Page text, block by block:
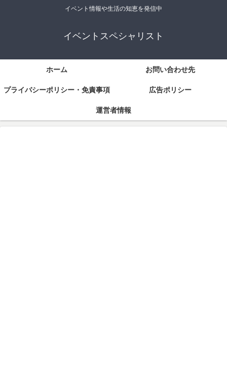
イベント情報や生活の知恵を発信中
イベントスペシャリスト
ホーム お問い合わせ先
プライバシーポリシー・免責事項 広告ポリシー
運営者情報